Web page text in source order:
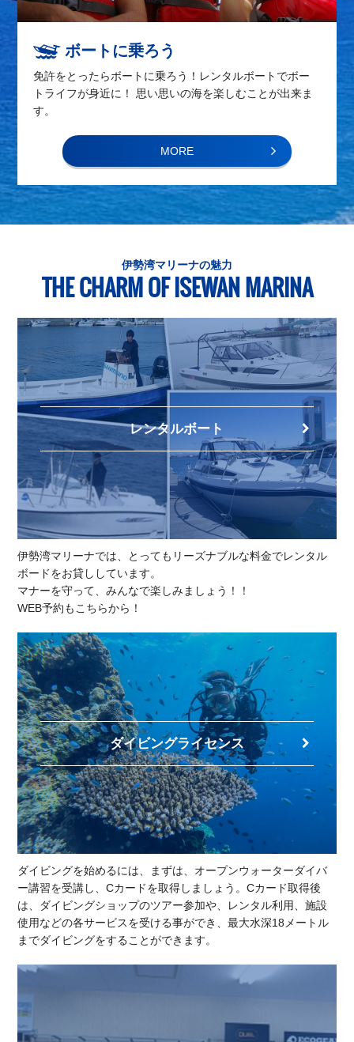
ボートに乗ろう
免許をとったらボートに乗ろう！レンタルボートでボー
トライフが身近に！ 思い思いの海を楽しむことが出来ま
す。
MORE
伊勢湾マリーナの魅力
THE CHARM OF ISEWAN MARINA
レンタルボート
伊勢湾マリーナでは、とってもリーズナブルな料金でレンタル
ボードをお貸ししています。
マナーを守って、みんなで楽しみましょう！！
WEB予約もこちらから！
ダイビングライセンス
ダイビングを始めるには、まずは、オープンウォーターダイバ
ー講習を受講し、Cカードを取得しましょう。Cカード取得後
は、ダイビングショップのツアー参加や、レンタル利用、施設
使用などの各サービスを受ける事ができ、最大水深18メートル
までダイビングをすることができます。